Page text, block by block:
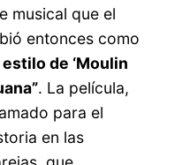
musical que el
entonces como
de ‘Moulin
. La película,
para el
en las